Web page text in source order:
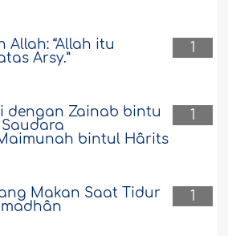
1
Allah: “Allah itu
Arsy.”
1
dengan Zainab bintu
bintul Hârits
1
Makan Saat Tidur